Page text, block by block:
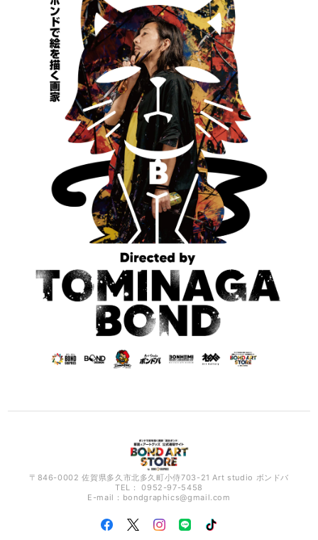
〒846-0002 佐賀県多久市北多久町小侍703-21 Art studio ボンドバ
TEL： 0952-97-5458
E-mail： bondgraphics@gmail.com